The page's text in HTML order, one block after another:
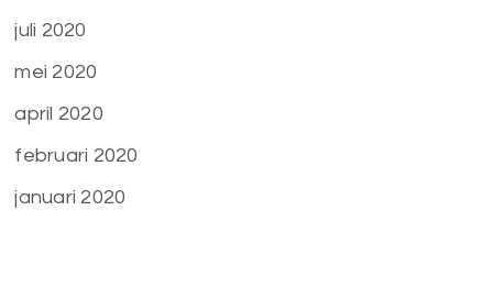
juli 2020
mei 2020
april 2020
februari 2020
januari 2020